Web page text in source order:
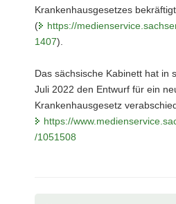
Krankenhausgesetzes bekräftigt
(
https://
1407).
Das sächsische Kabinett hat in
Juli 2022 den Entwurf für ein
Krankenhausgesetz
https://
/1051508